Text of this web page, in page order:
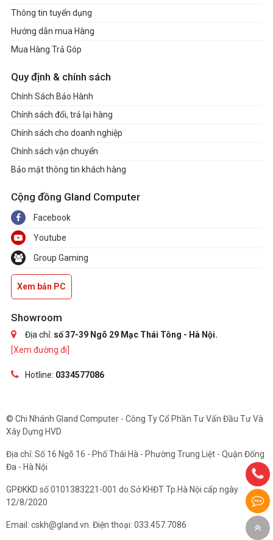
Thông tin tuyển dụng
Hướng dẫn mua Hàng
Mua Hàng Trả Góp
Quy định & chính sách
Chính Sách Bảo Hành
Chính sách đổi, trả lại hàng
Chính sách cho doanh nghiệp
Chính sách vận chuyển
Bảo mật thông tin khách hàng
Cộng đồng Gland Computer
Facebook
Youtube
Group Gaming
Xem bản PC
Showroom
Địa chỉ: số 37-39 Ngõ 29 Mạc Thái Tông - Hà Nội.
[Xem đường đi]
Hotline: 0334577086
© Chi Nhánh Gland Computer - Công Ty Cổ Phần Tư Vấn Đầu Tư Và
Xây Dựng HVD
Địa chỉ: Số 16 Ngõ 16 - Phố Thái Hà - Phường Trung Liệt - Quận Đống
Đa - Hà Nội
GPĐKKD số 0101383221-001 do Sở KHĐT Tp.Hà Nội cấp ngày
12/8/2020
Email: cskh@gland.vn. Điện thoại: 033.457.7086